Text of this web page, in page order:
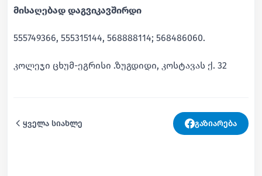
მისაღებად დაგვიკავშირდი
555749366, 555315144, 568888114; 568486060.
კოლეჯი ცხუმ-ეგრისი .ზუგდიდი, კოსტავას ქ. 32
ყველა სიახლე გაზიარება